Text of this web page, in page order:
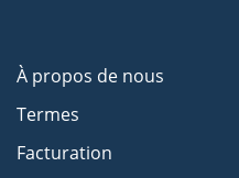
À propos de nous
Termes
Facturation